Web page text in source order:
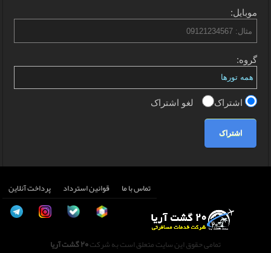
موبایل:
گروه:
اشتراک لغو اشتراک
اشتراک
تماس با ما قوانین استرداد پرداخت آنلاین
تمامی حقوق این سایت متعلق است به شرکت20 گشت آریا